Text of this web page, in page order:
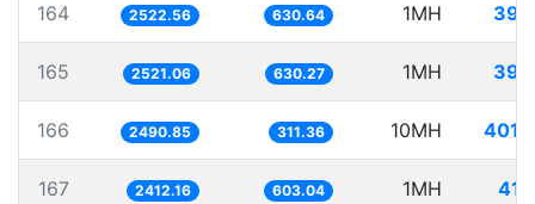
164 2522.56 630.64 1MH
165 2521.06 630.27 1MH
166 2490.85 311.36 10MH
167 2412.16 603.04 1MH